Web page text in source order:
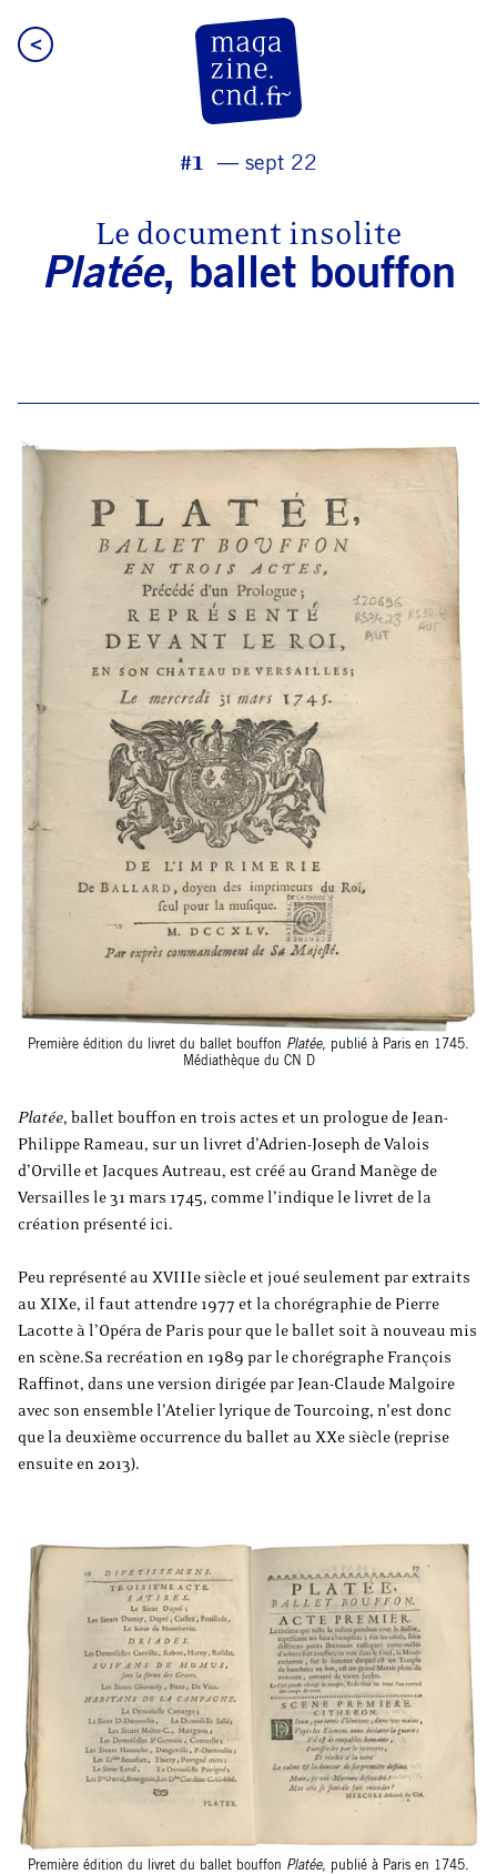
<
#1 sept 22
Le document insolite
Platée, ballet bouffon
Première édition du livret du ballet bouffon Platée, publié à Paris en 1745.
Médiathèque du CN D
Platée, ballet bouffon en trois actes et un prologue de Jean-
Philippe Rameau, sur un livret d’Adrien-Joseph de Valois
d’Orville et Jacques Autreau, est créé au Grand Manège de
Versailles le 31 mars 1745, comme l’indique le livret de la
création présenté ici.
Peu représenté au XVIIIe siècle et joué seulement par extraits
au XIXe, il faut attendre 1977 et la chorégraphie de Pierre
Lacotte à l’Opéra de Paris pour que le ballet soit à nouveau mis
en scène.Sa recréation en 1989 par le chorégraphe François
Raffinot, dans une version dirigée par Jean-Claude Malgoire
avec son ensemble l’Atelier lyrique de Tourcoing, n’est donc
que la deuxième occurrence du ballet au XXe siècle (reprise
ensuite en 2013).
Première édition du livret du ballet bouffon Platée, publié à Paris en 1745.